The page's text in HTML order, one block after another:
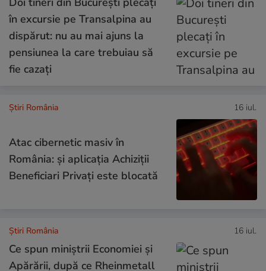
în excursie pe Transalpina au
dispărut: nu au mai ajuns la
pensiunea la care trebuiau să
fie cazați
Știri România 16 iul.
Atac cibernetic masiv în
România: și aplicația Achiziții
Beneficiari Privați este blocată
Știri România 16 iul.
Ce spun miniștrii Economiei și
Apărării, după ce Rheinmetall